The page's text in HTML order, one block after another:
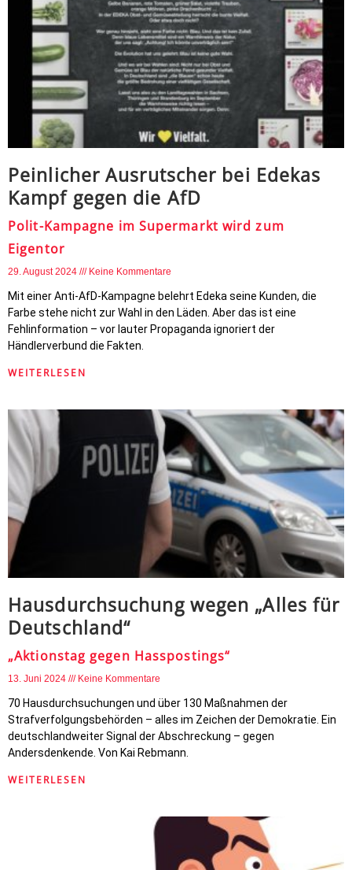
Peinlicher Ausrutscher bei Edekas
Kampf gegen die AfD
Polit-Kampagne im Supermarkt wird zum
Eigentor
29. August 2024 Keine Kommentare
Mit einer Anti-AfD-Kampagne belehrt Edeka seine Kunden, die
Farbe stehe nicht zur Wahl in den Läden. Aber das ist eine
Fehlinformation – vor lauter Propaganda ignoriert der
Händlerverbund die Fakten.
WEITERLESEN
Hausdurchsuchung wegen „Alles für
Deutschland“
„Aktionstag gegen Hasspostings“
13. Juni 2024 Keine Kommentare
70 Hausdurchsuchungen und über 130 Maßnahmen der
Strafverfolgungsbehörden – alles im Zeichen der Demokratie. Ein
deutschlandweiter Signal der Abschreckung – gegen
Andersdenkende. Von Kai Rebmann.
WEITERLESEN